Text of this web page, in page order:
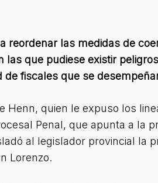
reordenar las medidas de
que pudiese existir
fiscales que se
Henn, quien le expuso los
Penal, que apunta a la
al legislador provincial la
Lorenzo.